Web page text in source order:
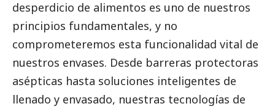
desperdicio de alimentos es uno de nuestros
principios fundamentales, y no
comprometeremos esta funcionalidad vital de
nuestros envases. Desde barreras protectoras
asépticas hasta soluciones inteligentes de
llenado y envasado, nuestras tecnologías de